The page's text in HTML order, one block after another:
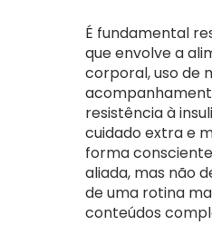
É fundamental
que envolve a
corporal, uso de
resistência à
cuidado extra e
forma
aliada, mas não
de uma rotina
conteúdos